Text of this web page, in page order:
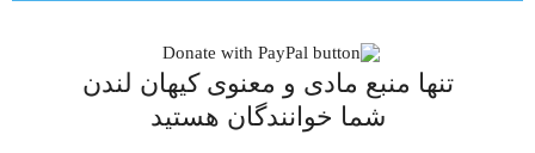
تنها منبع مادی و معنوی کیهان لندن
شما خوانندگان هستید